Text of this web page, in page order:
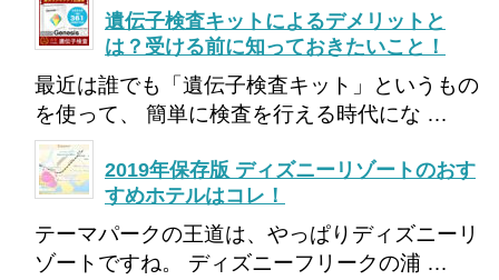
遺伝子検査キットによるデメリットと
は？受ける前に知っておきたいこと！
最近は誰でも「遺伝子検査キット」というもの
を使って、 簡単に検査を行える時代にな …
2019年保存版 ディズニーリゾートのおす
すめホテルはコレ！
テーマパークの王道は、やっぱりディズニーリ
ゾートですね。 ディズニーフリークの浦 …